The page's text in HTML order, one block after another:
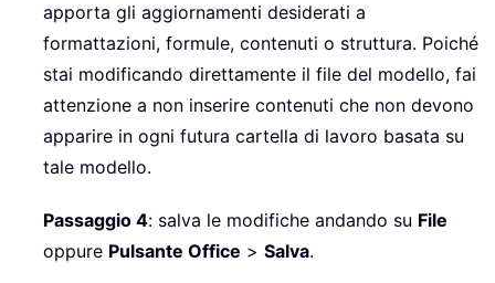
apporta gli aggiornamenti desiderati a
formattazioni, formule, contenuti o struttura. Poiché
stai modificando direttamente il file del modello, fai
attenzione a non inserire contenuti che non devono
apparire in ogni futura cartella di lavoro basata su
tale modello.
Passaggio 4: salva le modifiche andando su File
oppure Pulsante Office > Salva.